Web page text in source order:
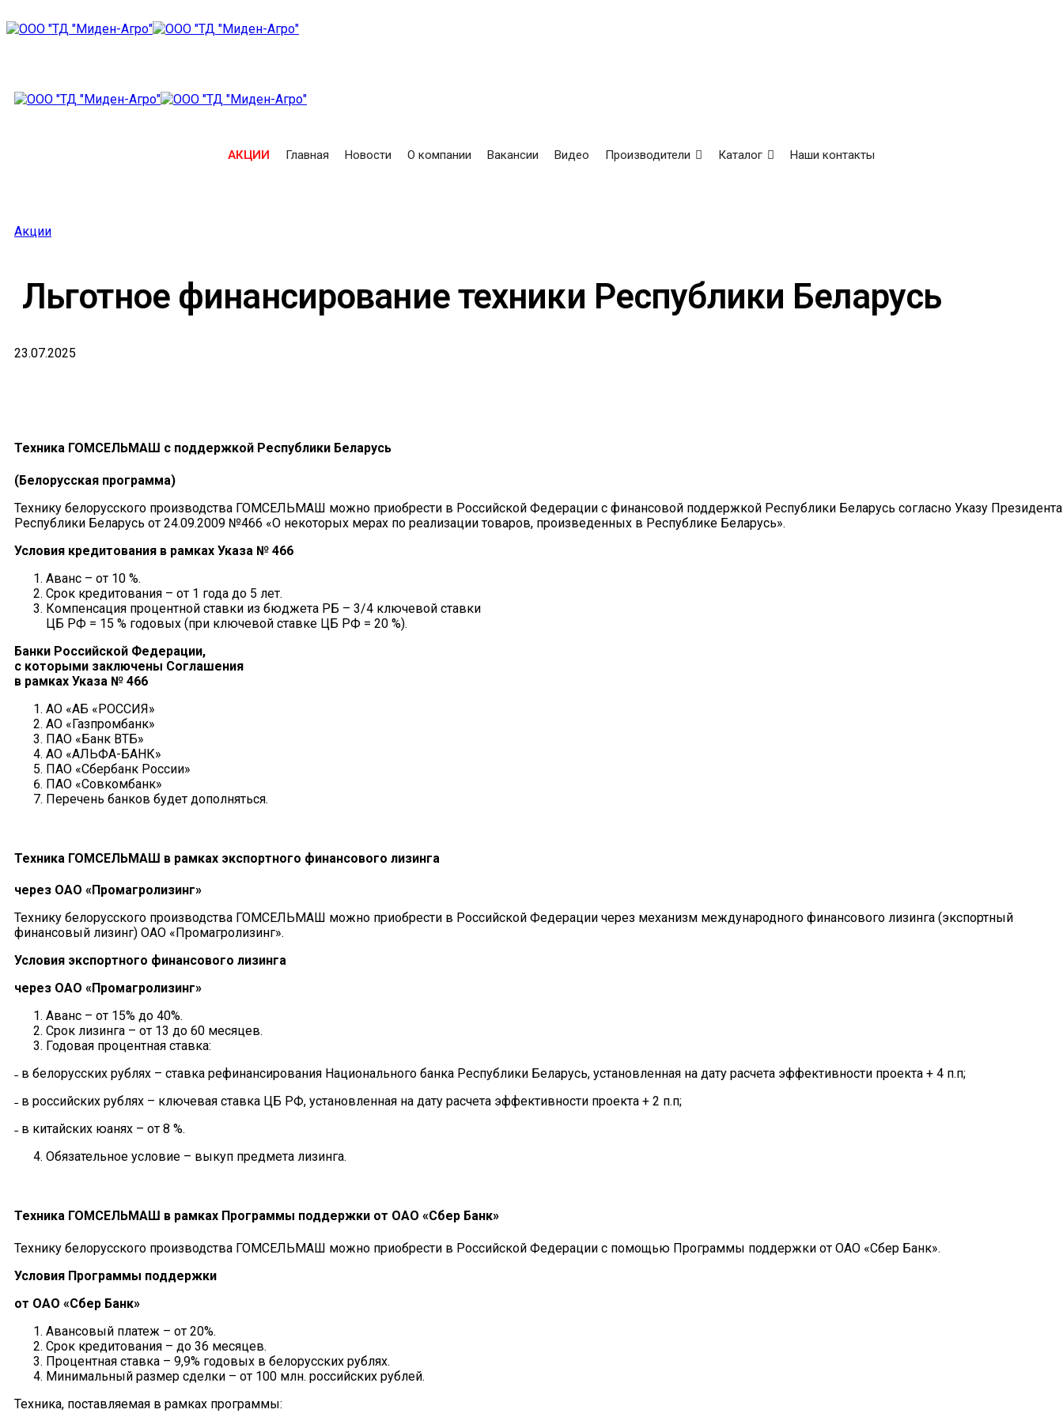
АКЦИИ Главная Новости О компании Вакансии Видео Производители Каталог Наши контакты
Акции
Льготное финансирование техники Республики Беларусь
23.07.2025
Техника ГОМСЕЛЬМАШ с поддержкой Республики Беларусь
(Белорусская программа)
Технику белорусского производства ГОМСЕЛЬМАШ можно приобрести в Российской Федерации с финансовой поддержкой Республики Беларусь согласно Указу Президента
Республики Беларусь от 24.09.2009 №466 «О некоторых мерах по реализации товаров, произведенных в Республике Беларусь».
Условия кредитования в рамках Указа № 466
Аванс – от 10 %.
Срок кредитования – от 1 года до 5 лет.
Компенсация процентной ставки из бюджета РБ – 3/4 ключевой ставки
ЦБ РФ = 15 % годовых (при ключевой ставке ЦБ РФ = 20 %).
Банки Российской Федерации,
с которыми заключены Соглашения
в рамках Указа № 466
АО «АБ «РОССИЯ»
АО «Газпромбанк»
ПАО «Банк ВТБ»
АО «АЛЬФА-БАНК»
ПАО «Сбербанк России»
ПАО «Совкомбанк»
Перечень банков будет дополняться.
Техника ГОМСЕЛЬМАШ в рамках экспортного финансового лизинга
через ОАО «Промагролизинг»
Технику белорусского производства ГОМСЕЛЬМАШ можно приобрести в Российской Федерации через механизм международного финансового лизинга (экспортный
финансовый лизинг) ОАО «Промагролизинг».
Условия экспортного финансового лизинга
через ОАО «Промагролизинг»
Аванс – от 15% до 40%.
Срок лизинга – от 13 до 60 месяцев.
Годовая процентная ставка:
˗ в белорусских рублях – ставка рефинансирования Национального банка Республики Беларусь, установленная на дату расчета эффективности проекта + 4 п.п;
˗ в российских рублях – ключевая ставка ЦБ РФ, установленная на дату расчета эффективности проекта + 2 п.п;
˗ в китайских юанях – от 8 %.
Обязательное условие – выкуп предмета лизинга.
Техника ГОМСЕЛЬМАШ в рамках Программы поддержки от ОАО «Сбер Банк»
Технику белорусского производства ГОМСЕЛЬМАШ можно приобрести в Российской Федерации с помощью Программы поддержки от ОАО «Сбер Банк».
Условия Программы поддержки
от ОАО «Сбер Банк»
Авансовый платеж – от 20%.
Срок кредитования – до 36 месяцев.
Процентная ставка – 9,9% годовых в белорусских рублях.
Минимальный размер сделки – от 100 млн. российских рублей.
Техника, поставляемая в рамках программы: